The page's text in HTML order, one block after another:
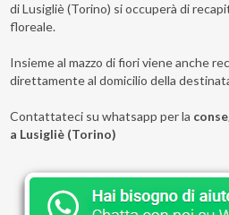
di Lusigliè (Torino) si occuperà di
floreale.
Insieme al mazzo di fiori viene anche
direttamente al domicilio della
Contattateci su whatsapp per la
a Lusigliè (Torino)